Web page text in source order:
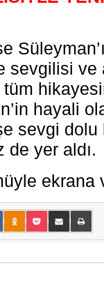
sevgilisi ve
hayali
sevgi
de yer aldı.
ekrana